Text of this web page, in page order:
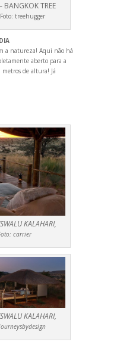
TREE
Foto: treehugger
a natureza! Aqui não há
aberto para a
de altura! Já
KALAHARI,
carrier
KALAHARI,